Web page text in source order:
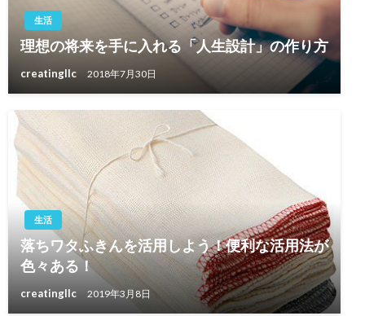
生活
理想の将来を手に入れる「人生設計」の作り方
creatingllc 2018年7月30日
生活
落ちワタふきんを活用しよう！便利な活用法が
色々ある！
creatingllc 2019年3月8日